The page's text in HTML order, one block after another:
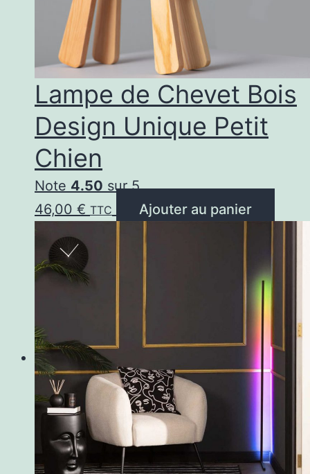
Lampe de Chevet Bois
Design Unique Petit
Chien
Note 4.50 sur 5
46,00 € TTC Ajouter au panier